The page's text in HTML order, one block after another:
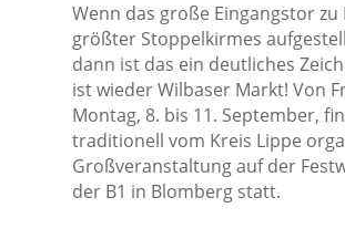
Wenn das große Eingangstor zu
größter Stoppelkirmes
dann ist das ein deutliches
ist wieder Wilbaser Markt! Von
Montag, 8. bis 11. September,
traditionell vom Kreis Lippe
Großveranstaltung auf der
der B1 in Blomberg statt.